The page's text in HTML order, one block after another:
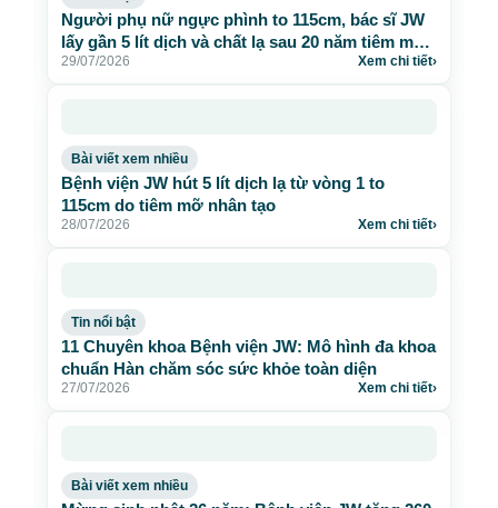
Người phụ nữ ngực phình to 115cm, bác sĩ JW
lấy gần 5 lít dịch và chất lạ sau 20 năm tiêm mỡ
nhân tạo
29/07/2026 Xem chi tiết›
Bài viết xem nhiều
Bệnh viện JW hút 5 lít dịch lạ từ vòng 1 to
115cm do tiêm mỡ nhân tạo
28/07/2026 Xem chi tiết›
Tin nổi bật
11 Chuyên khoa Bệnh viện JW: Mô hình đa khoa
chuẩn Hàn chăm sóc sức khỏe toàn diện
27/07/2026 Xem chi tiết›
Bài viết xem nhiều